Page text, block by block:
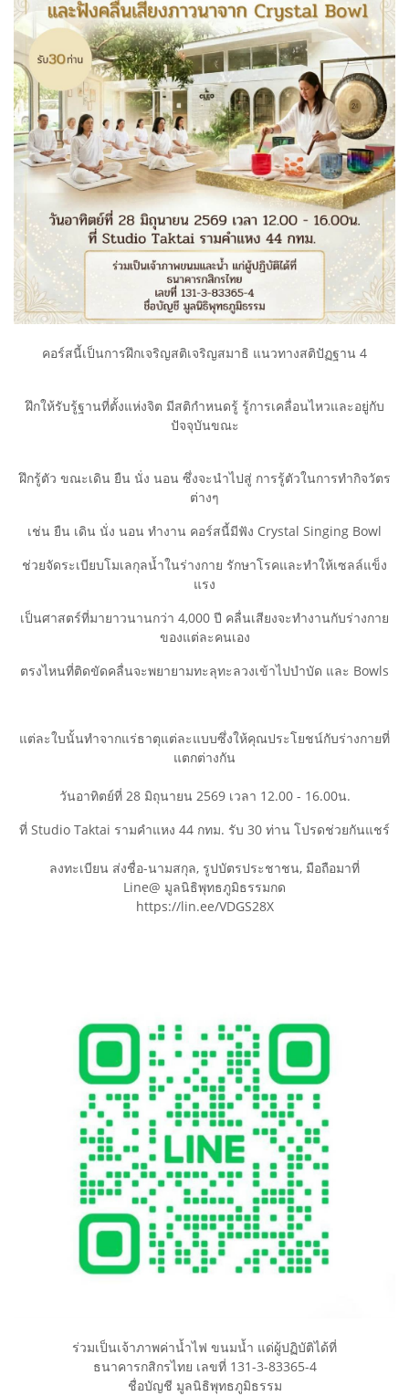
คอร์สนี้เป็นการฝึกเจริญสติเจริญสมาธิ แนวทางสติปัฏฐาน 4
ฝึกให้รับรู้ฐานที่ตั้งแห่งจิต มีสติกำหนดรู้ รู้การเคลื่อนไหวและอยู่กับ
ปัจจุบันขณะ
ฝึกรู้ตัว ขณะเดิน ยืน นั่ง นอน ซึ่งจะนำไปสู่ การรู้ตัวในการทำกิจวัตร
ต่างๆ
เช่น ยืน เดิน นั่ง นอน ทำงาน คอร์สนี้มีฟัง Crystal Singing Bowl
ช่วยจัดระเบียบโมเลกุลน้ำในร่างกาย รักษาโรคและทำให้เซลล์แข็ง
แรง
เป็นศาสตร์ที่มายาวนานกว่า 4,000 ปี คลื่นเสียงจะทำงานกับร่างกาย
ของแต่ละคนเอง
ตรงไหนที่ติดขัดคลื่นจะพยายามทะลุทะลวงเข้าไปบำบัด และ Bowls
แต่ละใบนั้นทำจากแร่ธาตุแต่ละแบบซึ่งให้คุณประโยชน์กับร่างกายที่
แตกต่างกัน
วันอาทิตย์ที่ 28 มิถุนายน 2569 เวลา 12.00 - 16.00น.
ที่ Studio Taktai รามคำแหง 44 กทม. รับ 30 ท่าน โปรดช่วยกันแชร์
ลงทะเบียน ส่งชื่อ-นามสกุล, รูปบัตรประชาชน, มือถือมาที่
Line@ มูลนิธิพุทธภูมิธรรมกด
https://lin.ee/VDGS28X
ร่วมเป็นเจ้าภาพค่าน้ำไฟ ขนมน้ำ แด่ผู้ปฏิบัติได้ที่
ธนาคารกสิกรไทย เลขที่ 131-3-83365-4
ชื่อบัญชี มูลนิธิพุทธภูมิธรรม